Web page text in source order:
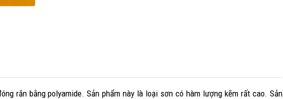
rắn bằng polyamide. Sản phẩm này là loại sơn có hàm lượng kẽm rất cao. Sản